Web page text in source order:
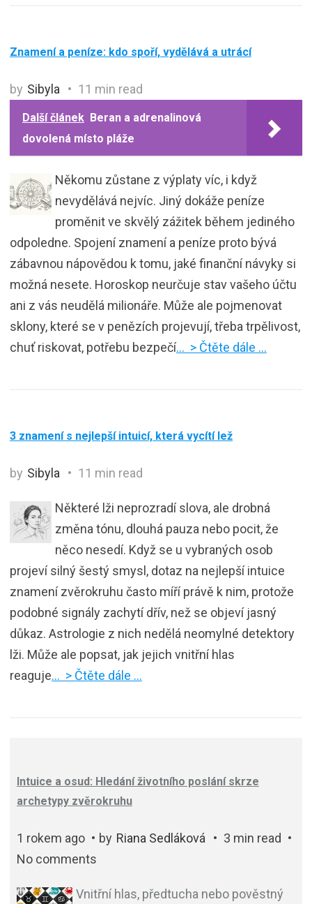
Znamení a peníze: kdo spoří, vydělává a utrácí
by Sibyla 11 min read
Další článek Beran a adrenalinová
dovolená místo pláže
Někomu zůstane z výplaty víc, i když
nevydělává nejvíc. Jiný dokáže peníze
proměnit ve skvělý zážitek během jediného
odpoledne. Spojení znamení a peníze proto bývá
zábavnou nápovědou k tomu, jaké finanční návyky si
možná nesete. Horoskop neurčuje stav vašeho účtu
ani z vás neudělá milionáře. Může ale pojmenovat
sklony, které se v penězích projevují, třeba trpělivost,
chuť riskovat, potřebu bezpečí… > Čtěte dále …
3 znamení s nejlepší intuicí, která vycítí lež
by Sibyla 11 min read
Některé lži neprozradí slova, ale drobná
změna tónu, dlouhá pauza nebo pocit, že
něco nesedí. Když se u vybraných osob
projeví silný šestý smysl, dotaz na nejlepší intuice
znamení zvěrokruhu často míří právě k nim, protože
podobné signály zachytí dřív, než se objeví jasný
důkaz. Astrologie z nich nedělá neomylné detektory
lži. Může ale popsat, jak jejich vnitřní hlas
reaguje… > Čtěte dále …
Intuice a osud: Hledání životního poslání skrze
archetypy zvěrokruhu
1 rokem ago by Riana Sedláková
3 min read
No comments
Vnitřní hlas, předtucha nebo pověstný